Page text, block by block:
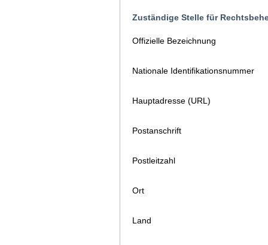
Zuständige Stelle für
Offizielle Bezeichnung
Nationale Identifikationsnummer
Hauptadresse (URL)
Postanschrift
Postleitzahl
Ort
Land